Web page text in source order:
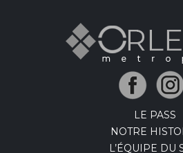
LE PASS
NOTRE
L’ÉQUIPE DU